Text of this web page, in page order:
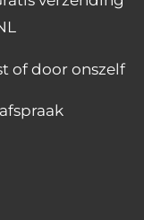
of door onszelf